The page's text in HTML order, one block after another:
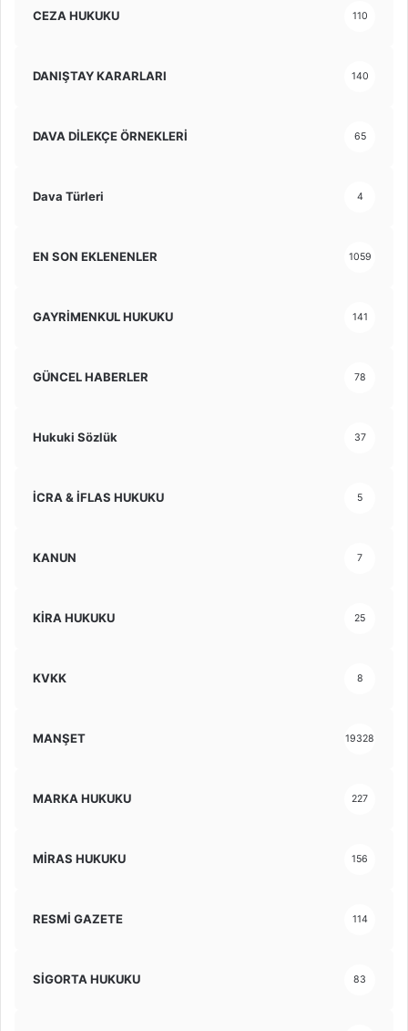
CEZA HUKUKU 110
DANIŞTAY KARARLARI 140
DAVA DİLEKÇE ÖRNEKLERİ 65
Dava Türleri 4
EN SON EKLENENLER 1059
GAYRİMENKUL HUKUKU 141
GÜNCEL HABERLER 78
Hukuki Sözlük 37
İCRA & İFLAS HUKUKU 5
KANUN 7
KİRA HUKUKU 25
KVKK 8
MANŞET 19328
MARKA HUKUKU 227
MİRAS HUKUKU 156
RESMİ GAZETE 114
SİGORTA HUKUKU 83